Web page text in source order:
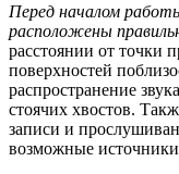
Перед началом
расположены
расстоянии от точки
поверхностей
распространение
стоячих хвостов.
записи и
возможные